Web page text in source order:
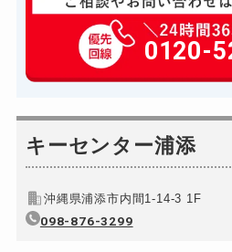
玄関カギ修理
玄関カギ作成
玄関カギ交換
バイクカギ開け
バイクカギ作成
スーツケースカギ開け
0120-
キーセンター浦添
沖縄県浦添市内間1-14-3 1F
098-876-3299